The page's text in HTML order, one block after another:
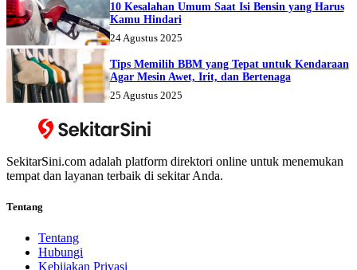
10 Kesalahan Umum Saat Isi Bensin yang Harus
Kamu Hindari
24 Agustus 2025
Tips Memilih BBM yang Tepat untuk Kendaraan
Agar Mesin Awet, Irit, dan Bertenaga
25 Agustus 2025
SekitarSini.com adalah platform direktori online untuk menemukan
tempat dan layanan terbaik di sekitar Anda.
Tentang
Tentang
Hubungi
Kebijakan Privasi